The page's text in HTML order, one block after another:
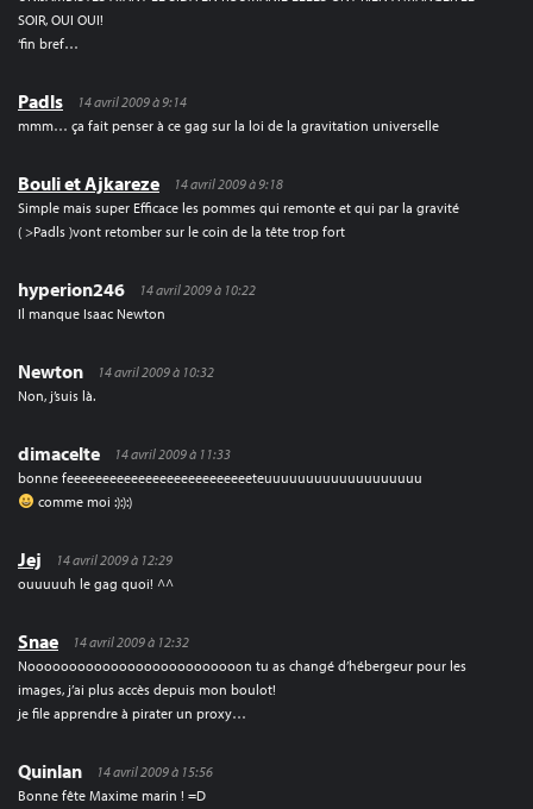
SOIR, OUI OUI!
‘fin bref…
Padls
14 avril 2009 à 9:14
mmm… ça fait penser à ce gag sur la loi de la gravitation universelle
Bouli et Ajkareze
14 avril 2009 à 9:18
Simple mais super Efficace les pommes qui remonte et qui par la gravité
( >Padls )vont retomber sur le coin de la tête trop fort
hyperion246
14 avril 2009 à 10:22
Il manque Isaac Newton
Newton
14 avril 2009 à 10:32
Non, j’suis là.
dimacelte
14 avril 2009 à 11:33
bonne feeeeeeeeeeeeeeeeeeeeeeeeeeteuuuuuuuuuuuuuuuuuuu
comme moi :):):)
Jej
14 avril 2009 à 12:29
ouuuuuh le gag quoi! ^^
Snae
14 avril 2009 à 12:32
Noooooooooooooooooooooooooon tu as changé d’hébergeur pour les
images, j’ai plus accès depuis mon boulot!
je file apprendre à pirater un proxy…
Quinlan
14 avril 2009 à 15:56
Bonne fête Maxime marin ! =D